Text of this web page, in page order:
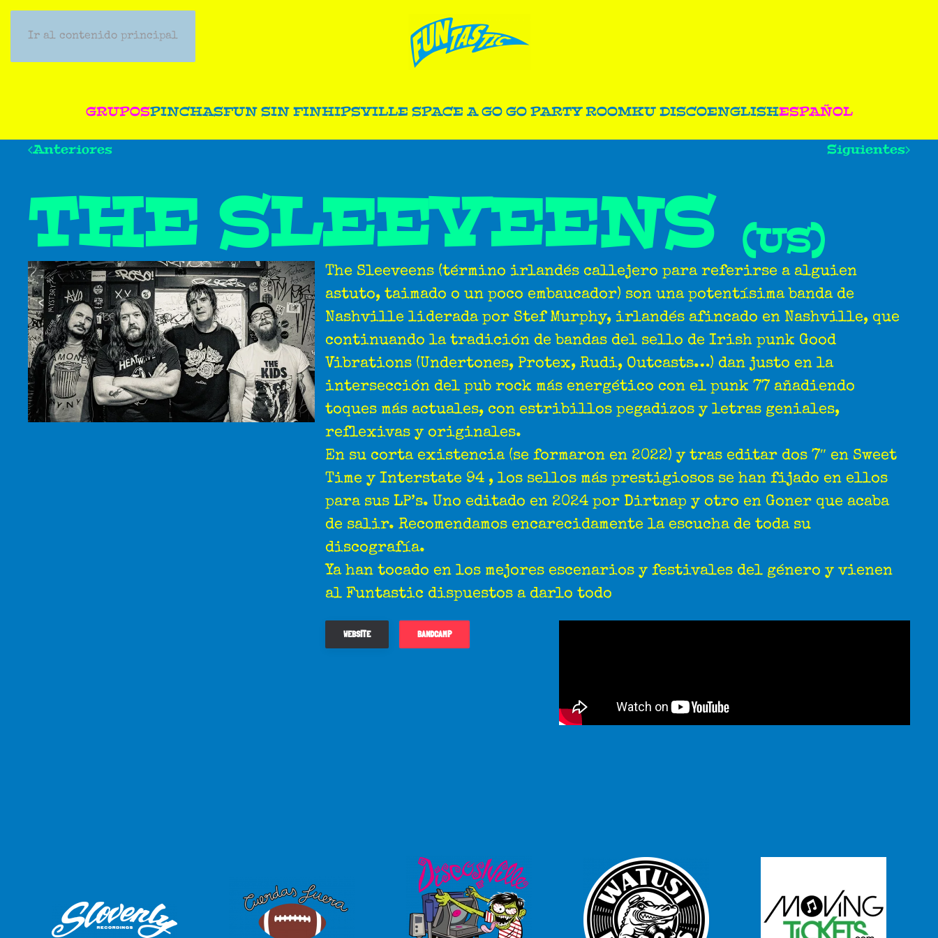
Ir al contenido principal
GRUPOSPINCHASFUN SIN FINHIPSVILLE SPACE A GO GO PARTY ROOMKU DISCOENGLISHESPAÑOL
Anteriores Siguientes
THE SLEEVEENS (US)
The Sleeveens (término irlandés callejero para referirse a alguien
astuto, taimado o un poco embaucador) son una potentísima banda de
Nashville liderada por Stef Murphy, irlandés afincado en Nashville, que
continuando la tradición de bandas del sello de Irish punk Good
Vibrations (Undertones, Protex, Rudi, Outcasts…) dan justo en la
intersección del pub rock más energético con el punk 77 añadiendo
toques más actuales, con estribillos pegadizos y letras geniales,
reflexivas y originales.
En su corta existencia (se formaron en 2022) y tras editar dos 7″ en Sweet
Time y Interstate 94 , los sellos más prestigiosos se han fijado en ellos
para sus LP’s. Uno editado en 2024 por Dirtnap y otro en Goner que acaba
de salir. Recomendamos encarecidamente la escucha de toda su
discografía.
Ya han tocado en los mejores escenarios y festivales del género y vienen
al Funtastic dispuestos a darlo todo
WEBSITE BANDCAMP